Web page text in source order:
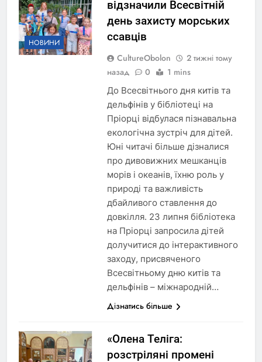
НОВИНИ
відзначили Всесвітній
день захисту морських
ссавців
CultureObolon
2 тижні тому
назад
0 1 mins
До Всесвітнього дня китів та
дельфінів у бібліотеці на
Пріорці відбулася пізнавальна
екологічна зустріч для дітей.
Юні читачі більше дізналися
про дивовижних мешканців
морів і океанів, їхню роль у
природі та важливість
дбайливого ставлення до
довкілля. 23 липня бібліотека
на Пріорці запросила дітей
долучитися до інтерактивного
заходу, присвяченого
Всесвітньому дню китів та
дельфінів – міжнародній…
Дізнатись більше
«Олена Теліга:
розстріляні промені